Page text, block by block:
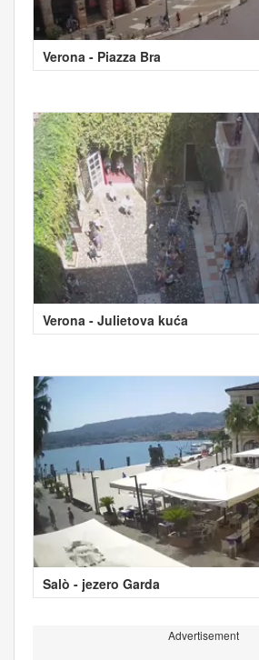
Verona - Piazza Bra
Verona - Julietova kuća
Salò - jezero Garda
Advertisement